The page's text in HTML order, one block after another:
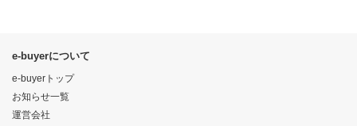
e-buyerについて
e-buyerトップ
お知らせ一覧
運営会社